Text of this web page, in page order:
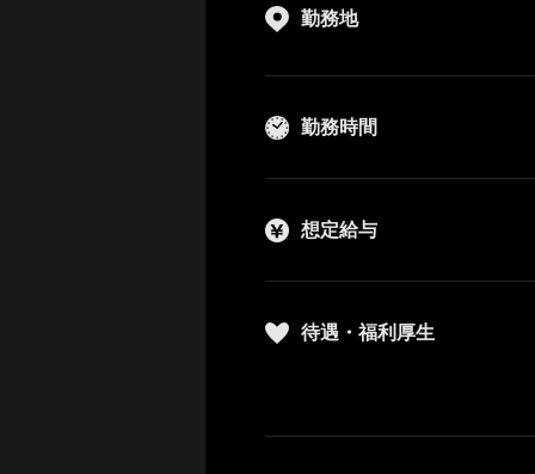
勤務地
勤務時間
想定給与
待遇・福利厚生